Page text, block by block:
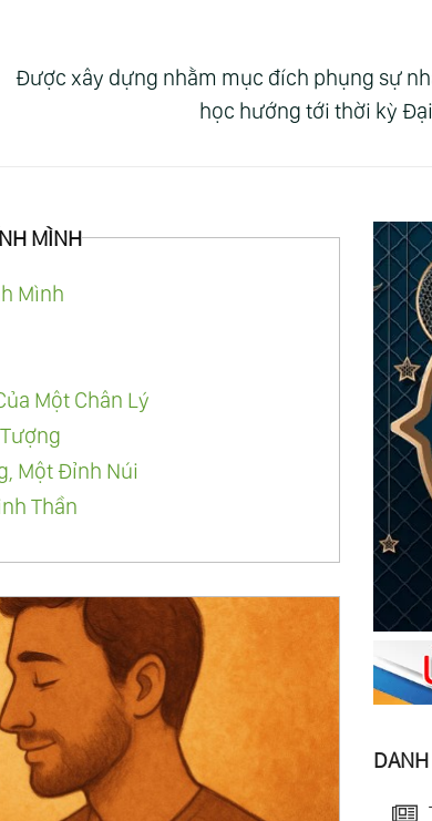
Được xây dựng nhằm mục đích phụng sự
học hướng tới thời kỳ
MÌNH
Mình
Một Chân Lý
Một Đỉnh Núi
Thần
Trụ
Ngục